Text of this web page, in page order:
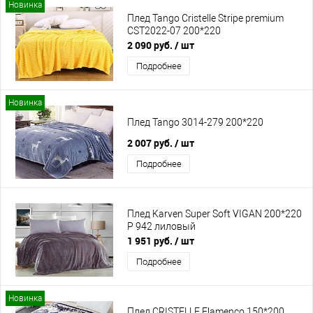
Новинка
Плед Tango Cristelle Stripe premium
CST2022-07 200*220
2 090 руб. / шт
Подробнее
Новинка
Плед Tango 3014-279 200*220
2 007 руб. / шт
Подробнее
Плед Karven Super Soft VIGAN 200*220
Р 942 лиловый
1 951 руб. / шт
Подробнее
Новинка